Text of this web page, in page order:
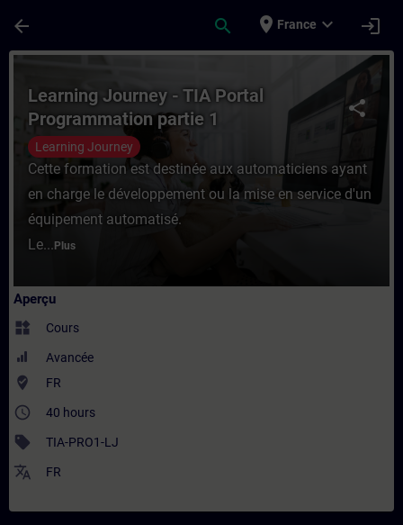
arrow_back search place France expand_more login
Cours - Learning Journey - TIA Portal
share
Learning Journey - TIA Portal
Programmation partie 1
Learning Journey
Cette formation est destinée aux automaticiens ayant
en charge le développement ou la mise en service d'un
équipement automatisé.
Le... Plus
Aperçu
widgets Cours
Avancée
where_to_vote FR
access_time 40 hours
sell TIA-PRO1-LJ
translate FR